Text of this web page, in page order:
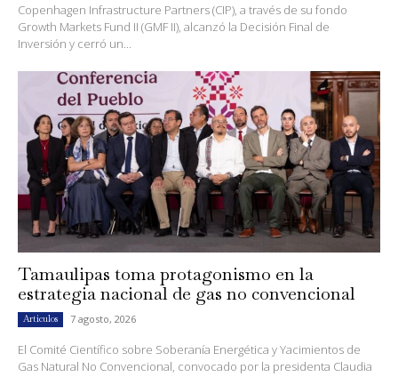
Copenhagen Infrastructure Partners (CIP), a través de su fondo
Growth Markets Fund II (GMF II), alcanzó la Decisión Final de
Inversión y cerró un...
Tamaulipas toma protagonismo en la
estrategia nacional de gas no convencional
Artículos 7 agosto, 2026
El Comité Científico sobre Soberanía Energética y Yacimientos de
Gas Natural No Convencional, convocado por la presidenta Claudia